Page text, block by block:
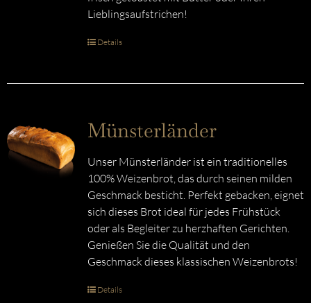
Lieblingsaufstrichen!
Details
Münsterländer
Unser Münsterländer ist ein traditionelles
100% Weizenbrot, das durch seinen milden
Geschmack besticht. Perfekt gebacken, eignet
sich dieses Brot ideal für jedes Frühstück
oder als Begleiter zu herzhaften Gerichten.
Genießen Sie die Qualität und den
Geschmack dieses klassischen Weizenbrots!
Details